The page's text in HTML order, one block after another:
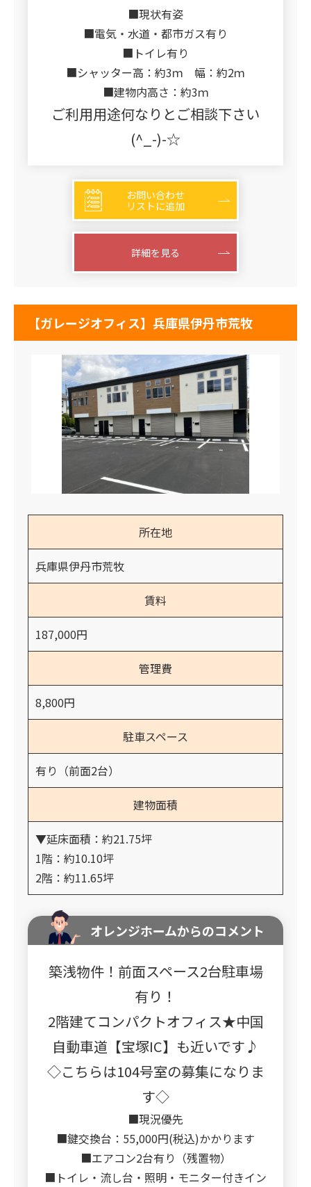
■現状有姿
■電気・水道・都市ガス有り
■トイレ有り
■シャッター高：約3ｍ 幅：約2ｍ
■建物内高さ：約3ｍ
ご利用用途何なりとご相談下さい
(^_-)-☆
お問い合わせ
リストに追加
詳細を見る
【ガレージオフィス】兵庫県伊丹市荒牧
所在地
兵庫県伊丹市荒牧
賃料
187,000円
管理費
8,800円
駐車スペース
有り（前面2台）
建物面積
▼延床面積：約21.75坪
1階：約10.10坪
2階：約11.65坪
オレンジホームからのコメント
築浅物件！前面スペース2台駐車場
有り！
2階建てコンパクトオフィス★中国
自動車道【宝塚IC】も近いです♪
◇こちらは104号室の募集になりま
す◇
■現況優先
■鍵交換台：55,000円(税込)かかります
■エアコン2台有り（残置物）
■トイレ・流し台・照明・モニター付きイン